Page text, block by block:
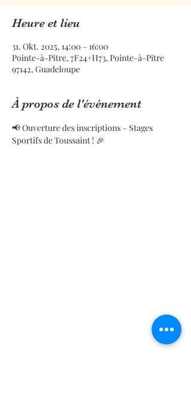
Heure et lieu
31. Okt. 2025, 14:00 – 16:00
Pointe-à-Pitre, 7F24+H73, Pointe-à-Pitre
97142, Guadeloupe
À propos de l'événement
📢 Ouverture des inscriptions – Stages
Sportifs de Toussaint ! 🎉